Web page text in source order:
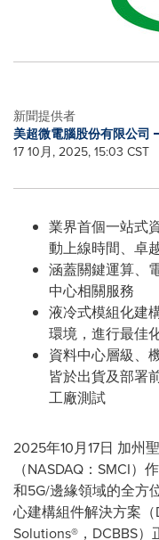
新聞提供者
美超微電腦股份有限公司
17 10月, 2025, 15:03 CST
業界首個一站式
動上線時間、卓
涵蓋關鍵運算、
中心相關服務
液冷式模組化建
環境，進行最佳
資料中心層級、
皆於出貨及部署
工廠測試
2025年10月17日 加州
（NASDAQ：SMCI
和5G/邊緣領域的全方
心建構組件解決方案
Solutions®，DCBBS